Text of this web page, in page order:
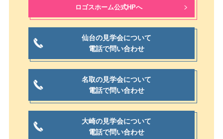
ロゴスホーム公式HPへ
仙台の見学会について
電話で問い合わせ
名取の見学会について
電話で問い合わせ
大崎の見学会について
電話で問い合わせ